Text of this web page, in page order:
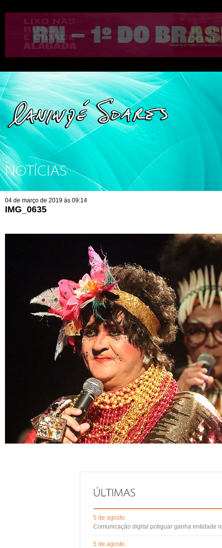
NOTÍCIAS
04 de março de 2019 às 09:14
IMG_0635
5 de agosto
Comunicação digital potiguar ganha entidade
5 de agosto